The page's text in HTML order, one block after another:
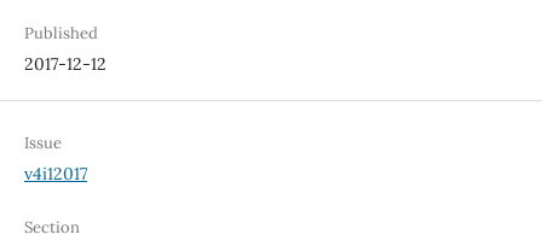
Published
2017-12-12
Issue
v4i12017
Section